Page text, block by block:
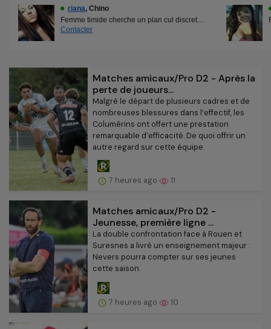
Matches amicaux/Pro D2 - Après la
perte de joueurs...
Malgré le départ de plusieurs cadres et de
nombreuses blessures dans l’effectif, les
Columérins ont offert une prestation
remarquable d’efficacité. De quoi offrir un
autre regard sur cette équipe.
7 heures ago 11
Matches amicaux/Pro D2 -
Jeunesse, première ligne ...
La double confrontation face à Rouen et
Suresnes a livré un enseignement majeur :
Nevers pourra compter sur ses jeunes
cette saison.
7 heures ago 10